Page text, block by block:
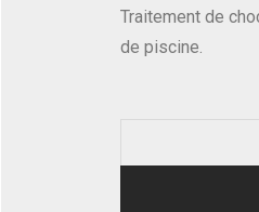
Traitement de
de piscine.